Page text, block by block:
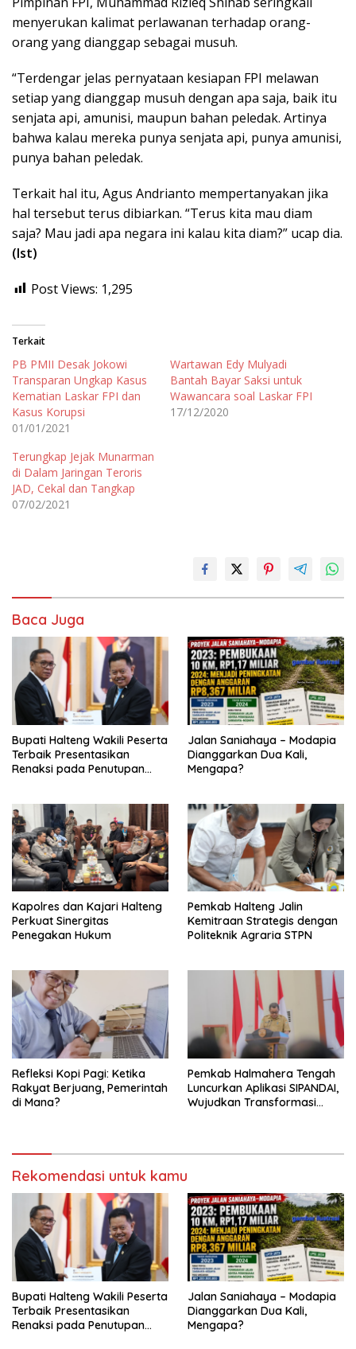
menyerukan kalimat perlawanan terhadap orang-
orang yang dianggap sebagai musuh.
“Terdengar jelas pernyataan kesiapan FPI melawan
setiap yang dianggap musuh dengan apa saja, baik itu
senjata api, amunisi, maupun bahan peledak. Artinya
bahwa kalau mereka punya senjata api, punya amunisi,
punya bahan peledak.
Terkait hal itu, Agus Andrianto mempertanyakan jika
hal tersebut terus dibiarkan. “Terus kita mau diam
saja? Mau jadi apa negara ini kalau kita diam?” ucap dia.
(Ist)
Post Views: 1,295
Terkait
PB PMII Desak Jokowi
Transparan Ungkap Kasus
Kematian Laskar FPI dan
Kasus Korupsi
01/01/2021
Wartawan Edy Mulyadi
Bantah Bayar Saksi untuk
Wawancara soal Laskar FPI
17/12/2020
Terungkap Jejak Munarman
di Dalam Jaringan Teroris
JAD, Cekal dan Tangkap
07/02/2021
Baca Juga
Bupati Halteng Wakili Peserta
Terbaik Presentasikan
Renaksi pada Penutupan
Jalan Saniahaya – Modapia
Dianggarkan Dua Kali,
Mengapa?
Kapolres dan Kajari Halteng
Perkuat Sinergitas
Penegakan Hukum
Pemkab Halteng Jalin
Kemitraan Strategis dengan
Politeknik Agraria STPN
Refleksi Kopi Pagi: Ketika
Rakyat Berjuang, Pemerintah
di Mana?
Pemkab Halmahera Tengah
Luncurkan Aplikasi SIPANDAI,
Wujudkan Transformasi
Rekomendasi untuk kamu
Bupati Halteng Wakili Peserta
Terbaik Presentasikan
Renaksi pada Penutupan
Jalan Saniahaya – Modapia
Dianggarkan Dua Kali,
Mengapa?